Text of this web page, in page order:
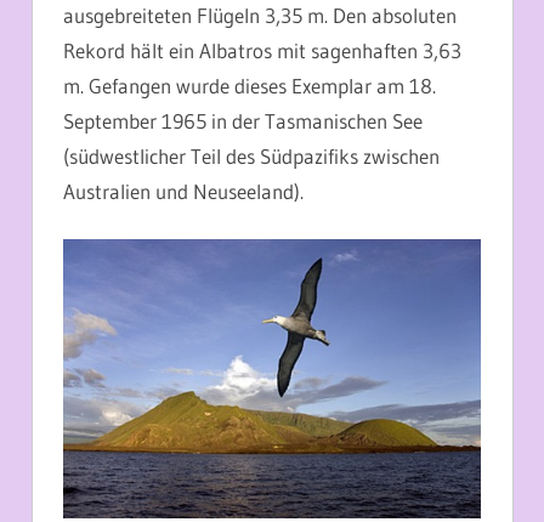
ausgebreiteten Flügeln 3,35 m. Den absoluten
Rekord hält ein Albatros mit sagenhaften 3,63
m. Gefangen wurde dieses Exemplar am 18.
September 1965 in der Tasmanischen See
(südwestlicher Teil des Südpazifiks zwischen
Australien und Neuseeland).